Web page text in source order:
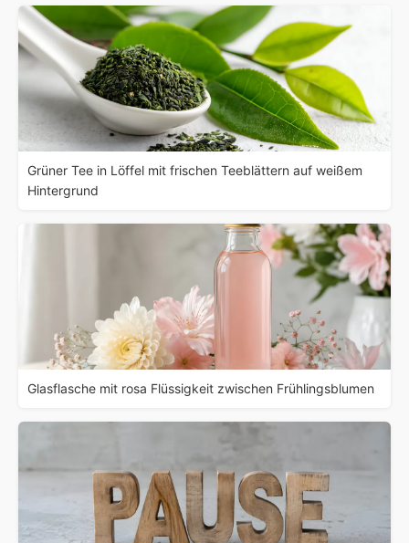
Grüner Tee in Löffel mit frischen Teeblättern auf weißem
Hintergrund
Glasflasche mit rosa Flüssigkeit zwischen Frühlingsblumen